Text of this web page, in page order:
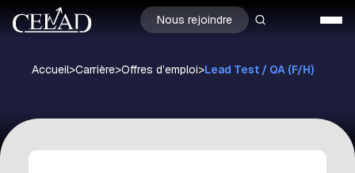
Nous rejoindre
Accueil>Carrière>Offres d’emploi>Lead Test / QA (F/H)